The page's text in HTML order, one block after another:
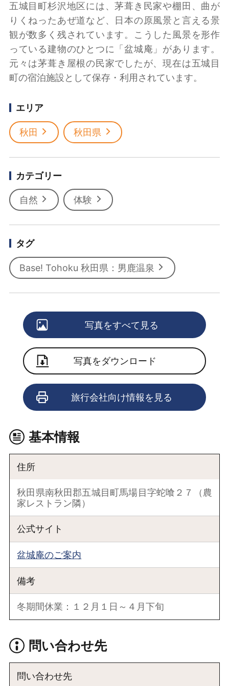
五城目町杉沢地区には、茅葺き民家や棚田、曲が
りくねったあぜ道など、日本の原風景と言える景
観が数多く残されています。こうした風景を形作
っている建物のひとつに「盆城庵」があります。
元々は茅葺き屋根の民家でしたが、現在は五城目
町の宿泊施設として保存・利用されています。
エリア
秋田 秋田県
カテゴリー
自然 体験
タグ
Base! Tohoku 秋田県：男鹿温泉
写真をすべて見る
写真をダウンロード
旅行会社向け情報を見る
基本情報
住所
秋田県南秋田郡五城目町馬場目字蛇喰２７（農
家レストラン隣）
公式サイト
盆城庵のご案内
備考
冬期間休業：１２月１日～４月下旬
問い合わせ先
問い合わせ先